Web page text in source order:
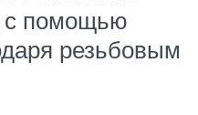
с помощью
резьбовым